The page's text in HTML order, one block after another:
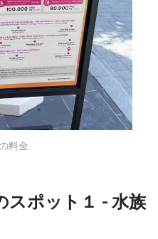
料金
スポット１ - 水族